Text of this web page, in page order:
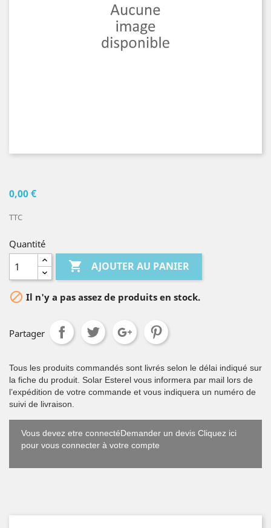
0,00 €
TTC
Quantité
 AJOUTER AU PANIER
 Il n'y a pas assez de produits en stock.
Partager
Tous les produits commandés sont livrés selon le délai indiqué sur
la fiche du produit. Solar Esterel vous informera par mail lors de
l’expédition de votre commande et vous indiquera un numéro de
suivi de livraison.
Vous devez etre connectéDemander un devis Cliquez ici
pour vous connecter à votre compte